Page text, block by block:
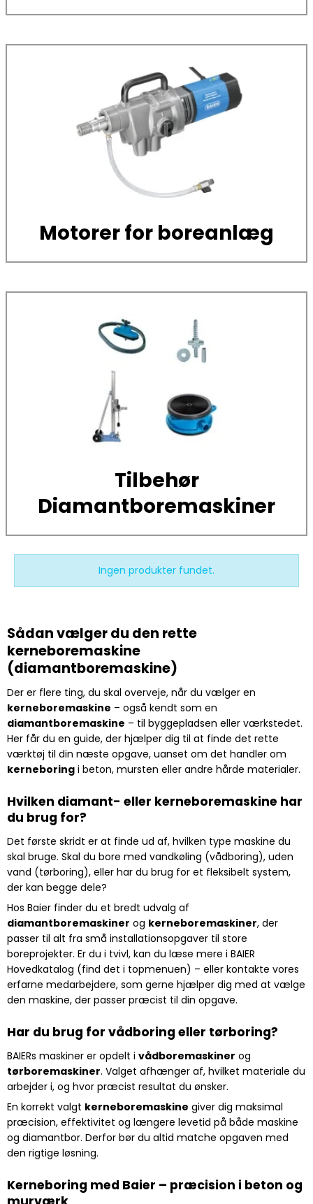
Motorer for boreanlæg
Tilbehør
Diamantboremaskiner
Ingen produkter fundet.
Sådan vælger du den rette
kerneboremaskine
(diamantboremaskine)
Der er flere ting, du skal overveje, når du vælger en
kerneboremaskine – også kendt som en
diamantboremaskine – til byggepladsen eller værkstedet.
Her får du en guide, der hjælper dig til at finde det rette
værktøj til din næste opgave, uanset om det handler om
kerneboring i beton, mursten eller andre hårde materialer.
Hvilken diamant- eller kerneboremaskine har
du brug for?
Det første skridt er at finde ud af, hvilken type maskine du
skal bruge. Skal du bore med vandkøling (vådboring), uden
vand (tørboring), eller har du brug for et fleksibelt system,
der kan begge dele?
Hos Baier finder du et bredt udvalg af
diamantboremaskiner og kerneboremaskiner, der
passer til alt fra små installationsopgaver til store
boreprojekter. Er du i tvivl, kan du læse mere i BAIER
Hovedkatalog (find det i topmenuen) – eller kontakte vores
erfarne medarbejdere, som gerne hjælper dig med at vælge
den maskine, der passer præcist til din opgave.
Har du brug for vådboring eller tørboring?
BAIERs maskiner er opdelt i vådboremaskiner og
tørboremaskiner. Valget afhænger af, hvilket materiale du
arbejder i, og hvor præcist resultat du ønsker.
En korrekt valgt kerneboremaskine giver dig maksimal
præcision, effektivitet og længere levetid på både maskine
og diamantbor. Derfor bør du altid matche opgaven med
den rigtige løsning.
Kerneboring med Baier – præcision i beton og